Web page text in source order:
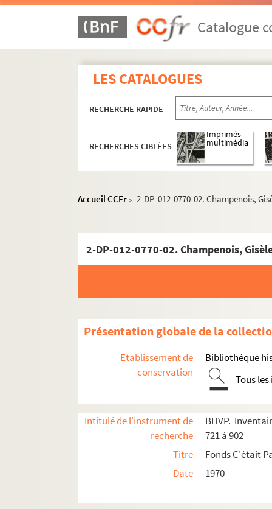
Catalogue
LES CATALOGUES
RECHERCHE RAPIDE
RECHERCHES CIBLÉES
Imprimés
multimédia
Accueil CCFr > 2-DP-012-0770-02. Champenois,
2-DP-012-0770-02. Champenois,
Présentation globale de la
Etablissement de
conservation
Bibliothèque
Tous
Intitulé de l'instrument de
recherche
BHVP.
721 à 902
Titre
Fonds C'était
Date
1970
Carré 761
Carré 763
Carré 764
Carré 765